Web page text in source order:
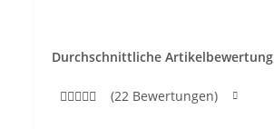
Durchschnittliche Artikelbewertung
(22 Bewertungen)